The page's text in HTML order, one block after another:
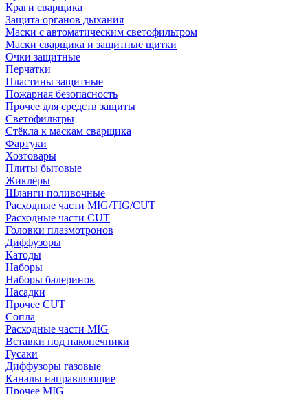
Краги сварщика
Защита органов дыхания
Маски с автоматическим светофильтром
Маски сварщика и защитные щитки
Очки защитные
Перчатки
Пластины защитные
Пожарная безопасность
Прочее для средств защиты
Светофильтры
Стёкла к маскам сварщика
Фартуки
Хозтовары
Плиты бытовые
Жиклёры
Шланги поливочные
Расходные части MIG/TIG/CUT
Расходные части CUT
Головки плазмотронов
Диффузоры
Катоды
Наборы
Наборы балеринок
Насадки
Прочее CUT
Сопла
Расходные части MIG
Вставки под наконечники
Гусаки
Диффузоры газовые
Каналы направляющие
Прочее MIG